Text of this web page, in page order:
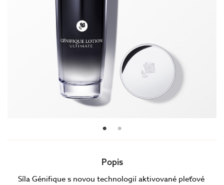
Popis
Síla Génifique s novou technologií aktivované pleťové